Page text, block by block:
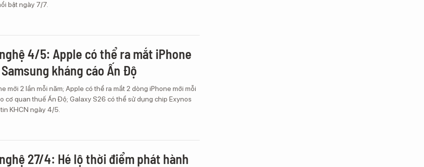
bật ngày 7/7.
4/5: Apple có thể ra mắt iPhone
kháng cáo Ấn Độ
mới 2 lần mỗi năm; Apple có thể ra mắt 2 dòng iPhone mới mỗi
cơ quan thuế Ấn Độ; Galaxy S26 có thể sử dụng chip Exynos
KHCN ngày 4/5.
27/4: Hé lộ thời điểm phát hành